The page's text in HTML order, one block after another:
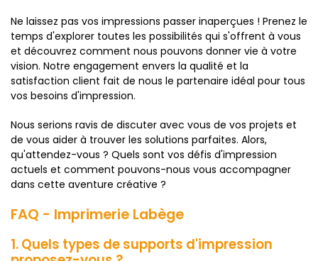
Ne laissez pas vos impressions passer inaperçues ! Prenez le
temps d'explorer toutes les possibilités qui s'offrent à vous
et découvrez comment nous pouvons donner vie à votre
vision. Notre engagement envers la qualité et la
satisfaction client fait de nous le partenaire idéal pour tous
vos besoins d'impression.
Nous serions ravis de discuter avec vous de vos projets et
de vous aider à trouver les solutions parfaites. Alors,
qu'attendez-vous ? Quels sont vos défis d'impression
actuels et comment pouvons-nous vous accompagner
dans cette aventure créative ?
FAQ - Imprimerie Labège
1. Quels types de supports d'impression